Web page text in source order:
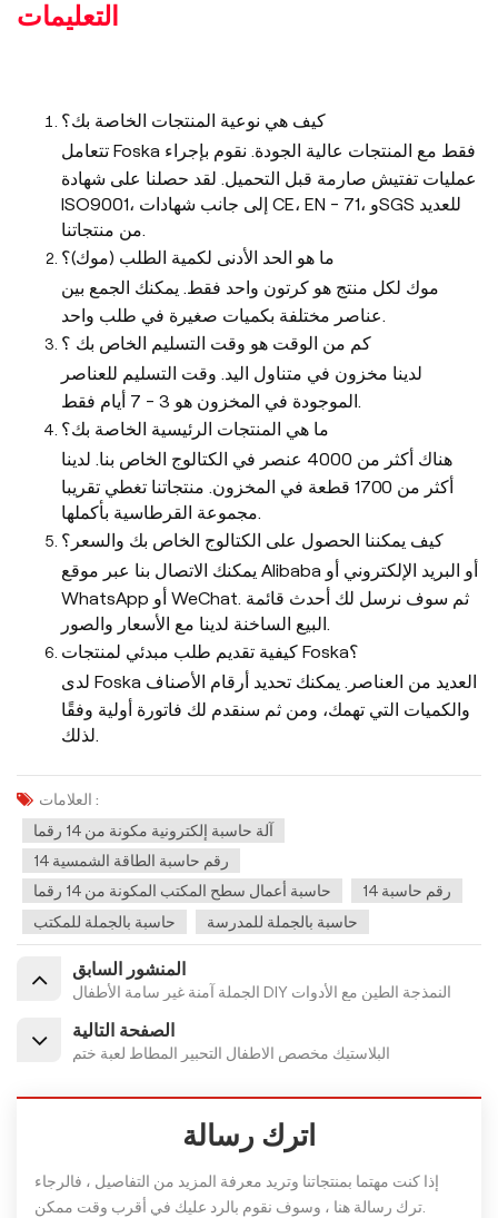
التعليمات
كيف هي نوعية المنتجات الخاصة بك؟
تتعامل Foska فقط مع المنتجات عالية الجودة. نقوم بإجراء
عمليات تفتيش صارمة قبل التحميل. لقد حصلنا على شهادة
ISO9001، إلى جانب شهادات CE، EN - 71، وSGS للعديد
ما هو الحد الأدنى لكمية الطلب (موك)؟
موك لكل منتج هو كرتون واحد فقط. يمكنك الجمع بين
كم من الوقت هو وقت التسليم الخاص بك ؟
لدينا مخزون في متناول اليد. وقت التسليم للعناصر
ما هي المنتجات الرئيسية الخاصة بك؟
هناك أكثر من 4000 عنصر في الكتالوج الخاص بنا. لدينا
أكثر من 1700 قطعة في المخزون. منتجاتنا تغطي تقريبا
كيف يمكننا الحصول على الكتالوج الخاص بك والسعر؟
يمكنك الاتصال بنا عبر موقع Alibaba أو البريد الإلكتروني أو
WhatsApp أو WeChat. ثم سوف نرسل لك أحدث قائمة
كيفية تقديم طلب مبدئي لمنتجات Foska؟
لدى Foska العديد من العناصر. يمكنك تحديد أرقام الأصناف
والكميات التي تهمك، ومن ثم سنقدم لك فاتورة أولية وفقًا
العلامات :
آلة حاسبة إلكترونية مكونة من 14 رقما
14 رقم حاسبة الطاقة الشمسية
حاسبة أعمال سطح المكتب المكونة من 14 رقما
14 رقم حاسبة
حاسبة بالجملة للمكتب
حاسبة بالجملة للمدرسة
المنشور السابق
الجملة آمنة غير سامة الأطفال DIY النمذجة الطين مع الأدوات
الصفحة التالية
البلاستيك مخصص الاطفال التحبير المطاط لعبة ختم
اترك رسالة
إذا كنت مهتما بمنتجاتنا وتريد معرفة المزيد من التفاصيل ، فالرجاء